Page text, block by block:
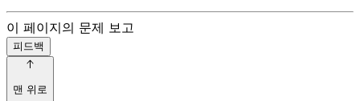
이 페이지의 문제 보고
피드백
맨 위로